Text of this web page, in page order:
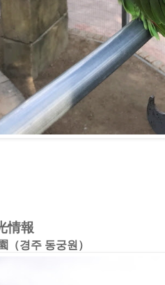
情報
（경주 동궁원）